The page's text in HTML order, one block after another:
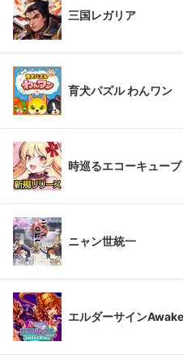
三国レガリア
育犬パズル わんワン
時巡るエコーキューブ
ニャン世統一
エルダーサイン